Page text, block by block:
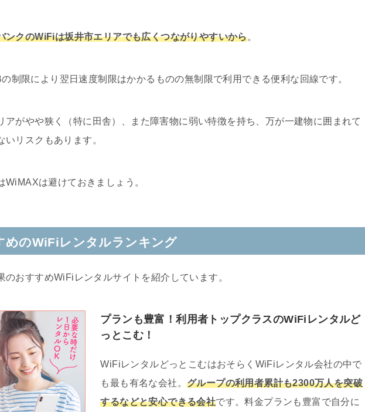
ンクのWiFiは坂井市エリアでも広くつながりやすいから。
制限により翌日速度制限はかかるものの無制限で利用できる便利な回線です。
アがやや狭く（特に田舎）、また障害物に弱い特徴を持ち、万が一建物に囲まれて
リスクもあります。
WiMAXは避けておきましょう。
めのWiFiレンタルランキング
のおすすめWiFiレンタルサイトを紹介しています。
プランも豊富！利用者トップクラスのWiFiレンタルど
っとこむ！
WiFiレンタルどっとこむはおそらくWiFiレンタル会社の中で
も最も有名な会社。グループの利用者累計も2300万人を突破
するなどと安心できる会社です。料金プランも豊富で自分に